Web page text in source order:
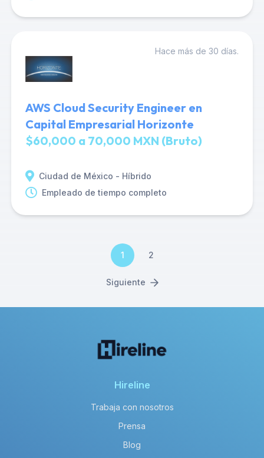
Hace más de 30 días.
AWS Cloud Security Engineer en
Capital Empresarial Horizonte
$60,000 a 70,000 MXN (Bruto)
Ciudad de México - Híbrido
Empleado de tiempo completo
1 2
Siguiente
Hireline
Trabaja con nosotros
Prensa
Blog